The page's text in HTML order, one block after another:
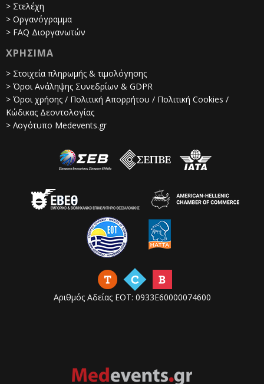
> Στελέχη
> Οργανόγραμμα
> FAQ Διοργανωτών
ΧΡΗΣΙΜΑ
> Στοιχεία πληρωμής & τιμολόγησης
> Όροι Ανάληψης Συνεδρίων & GDPR
> Όροι χρήσης / Πολιτική Απορρήτου / Πολιτική Cookies /
Κώδικας Δεοντολογίας
> Λογότυπο Medevents.gr
Αριθμός Αδείας ΕΟΤ: 0933Ε60000074600